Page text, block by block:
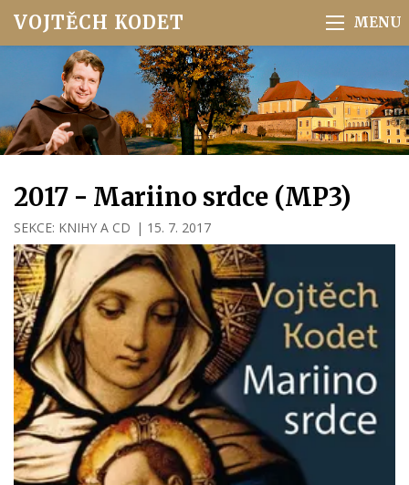
VOJTĚCH KODET
2017 - Mariino srdce (MP3)
SEKCE: KNIHY A CD | 15. 7. 2017